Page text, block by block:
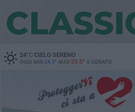
24°CCIELO SERENO
OGGI MIN 24.5° MAX 33.5° A CORATO